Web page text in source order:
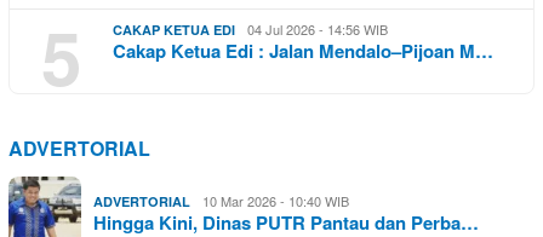
5 CAKAP KETUA EDI 04 Jul 2026 - 14:56 WIB
Cakap Ketua Edi : Jalan Mendalo–Pijoan M…
ADVERTORIAL
ADVERTORIAL 10 Mar 2026 - 10:40 WIB
Hingga Kini, Dinas PUTR Pantau dan Perba…